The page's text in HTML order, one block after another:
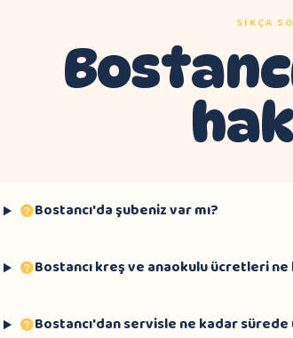
SIKÇA
Bostancı'da şubeniz var mı?
Bostancı kreş ve anaokulu ücretleri
Bostancı'dan servisle ne kadar sürede